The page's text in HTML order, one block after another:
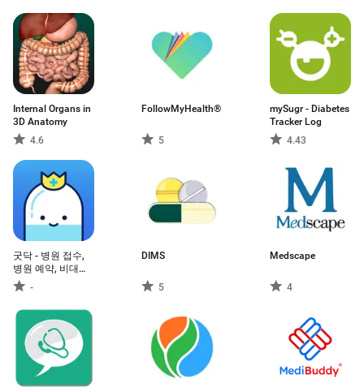
Internal Organs in
3D Anatomy
4.6
FollowMyHealth®
5
mySugr - Diabetes
Tracker Log
4.43
굿닥 - 병원 접수,
병원 예약, 비대면
진료 필수 앱
-
DIMS
5
Medscape
4